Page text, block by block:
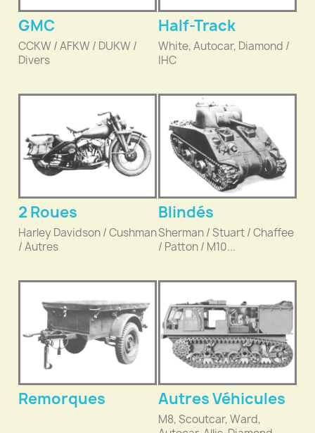
GMC
CCKW / AFKW / DUKW /
Divers
Half-Track
White, Autocar, Diamond /
IHC
2 Roues
Harley Davidson / Cushman
/ Autres
Blindés
Sherman / Stuart / Chaffee
/ Patton / M10...
Remorques Autres Véhicules
M8, Scoutcar, Ward,